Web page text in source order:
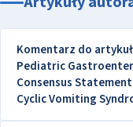
Komentarz do
Pediatric
Consensus
Cyclic Vomiting